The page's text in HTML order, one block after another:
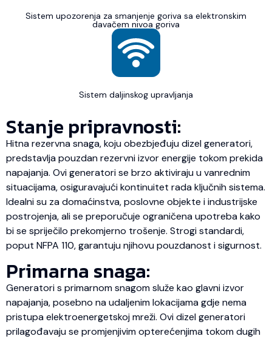
Sistem upozorenja za smanjenje goriva sa elektronskim
davačem nivoa goriva
Sistem daljinskog upravljanja
Stanje pripravnosti:
Hitna rezervna snaga, koju obezbjeđuju dizel generatori,
predstavlja pouzdan rezervni izvor energije tokom prekida
napajanja. Ovi generatori se brzo aktiviraju u vanrednim
situacijama, osiguravajući kontinuitet rada ključnih sistema.
Idealni su za domaćinstva, poslovne objekte i industrijske
postrojenja, ali se preporučuje ograničena upotreba kako
bi se spriječilo prekomjerno trošenje. Strogi standardi,
poput NFPA 110, garantuju njihovu pouzdanost i sigurnost.
Primarna snaga:
Generatori s primarnom snagom služe kao glavni izvor
napajanja, posebno na udaljenim lokacijama gdje nema
pristupa elektroenergetskoj mreži. Ovi dizel generatori
prilagođavaju se promjenjivim opterećenjima tokom dugih